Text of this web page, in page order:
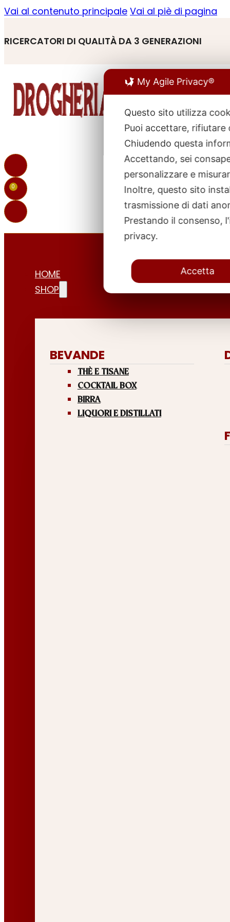
Vai al contenuto principale Vai al piè di pagina
RICERCATORI DI QUALITÀ DA 3 GENERAZIONI
0
HOME
SHOP
BEVANDE
THÈ E TISANE
COCKTAIL BOX
BIRRA
LIQUORI E DISTILLATI
My Agile Privacy®
Questo sito utilizza
Puoi accettare, rifiutare
Chiudendo questa
Accettando, sei
personalizzare e
Inoltre, questo sito
trasmissione di dati
Prestando il consenso,
privacy.
Accetta